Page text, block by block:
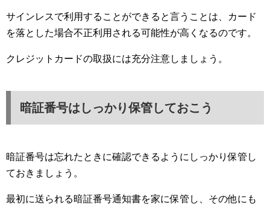
サインレスで利用することができると言うことは、カード
を落とした場合不正利用される可能性が高くなるのです。
クレジットカードの取扱には充分注意しましょう。
暗証番号はしっかり保管しておこう
暗証番号は忘れたときに確認できるようにしっかり保管し
ておきましょう。
最初に送られる暗証番号通知書を家に保管し、その他にも